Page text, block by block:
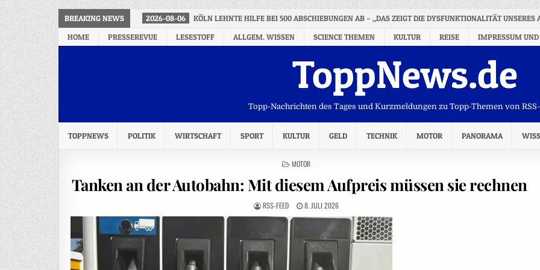
BREAKING NEWS 2026-08-06 KÖLN LEHNTE HILFE BEI 500 ABSCHIEBUNGEN AB – „DAS ZEIGT DIE DYSFUNKTIONALITÄT UNSERES
HOME
PRESSEREVUE LESESTOFF ALLGEM. WISSEN SCIENCE THEMEN KULTUR REISE IMPRESSUM UND
ToppNews.de
Topp-Nachrichten des Tages und Kurzmeldungen zu Topp-Themen von
TOPPNEWS POLITIK WIRTSCHAFT SPORT KULTUR GELD TECHNIK MOTOR PANORAMA
POSTED
MOTOR
Tanken an der Autobahn: Mit diesem Aufpreis müssen sie rechnen
RSS-FEED 8. JULI 2026